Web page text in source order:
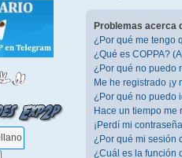
Problemas acerca
¿Por qué me tengo
¿Qué es COPPA?
¿Por qué no puedo
Me he registrado
¿Por qué no puedo
Hace un tiempo me
¡Perdí mi
¿Por qué mi sesión
¿Cuál es la función